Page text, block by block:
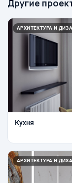
Другие
АРХИТЕКТУРА И
Кухня
АРХИТЕКТУРА И